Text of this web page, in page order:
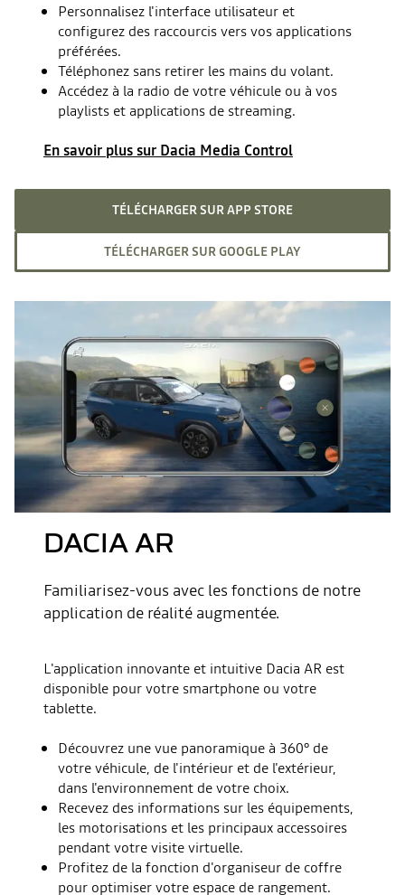
Personnalisez l'interface utilisateur et
configurez des raccourcis vers vos applications
préférées.
Téléphonez sans retirer les mains du volant.
Accédez à la radio de votre véhicule ou à vos
playlists et applications de streaming.
En savoir plus sur Dacia Media Control
TÉLÉCHARGER SUR APP STORE
TÉLÉCHARGER SUR GOOGLE PLAY
DACIA AR
Familiarisez-vous avec les fonctions de notre
application de réalité augmentée.
L'application innovante et intuitive Dacia AR est
disponible pour votre smartphone ou votre
tablette.
Découvrez une vue panoramique à 360° de
votre véhicule, de l'intérieur et de l'extérieur,
dans l'environnement de votre choix.
Recevez des informations sur les équipements,
les motorisations et les principaux accessoires
pendant votre visite virtuelle.
Profitez de la fonction d'organiseur de coffre
pour optimiser votre espace de rangement.